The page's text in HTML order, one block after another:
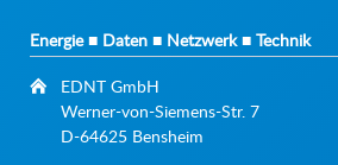
Energie ■ Daten ■ Netzwerk ■ Technik
EDNT GmbH
Werner-von-Siemens-Str. 7
D-64625 Bensheim